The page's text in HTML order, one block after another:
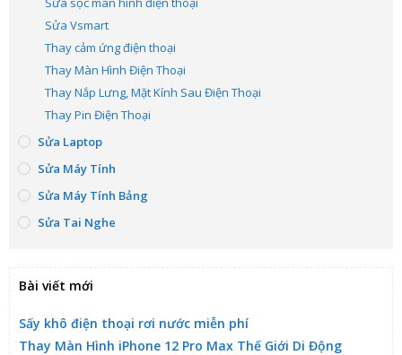
Sửa Vsmart
Thay cảm ứng điện thoại
Thay Màn Hình Điện Thoại
Thay Nắp Lưng, Mặt Kính Sau Điện Thoại
Thay Pin Điện Thoại
Sửa Laptop
Sửa Máy Tính
Sửa Máy Tính Bảng
Sửa Tai Nghe
Bài viết mới
Sấy khô điện thoại rơi nước miễn phí
Thay Màn Hình iPhone 12 Pro Max Thế Giới Di Động